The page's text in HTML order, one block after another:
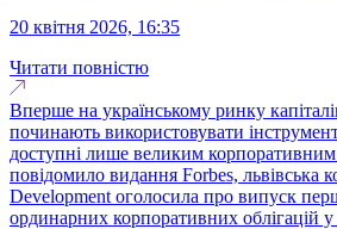
20 квітня 2026, 16:35
Читати повністю
Вперше на українському ринку
починають використовувати
доступні лише великим
повідомило видання Forbes, львівська
Development оголосила про випуск
ординарних корпоративних облігацій у